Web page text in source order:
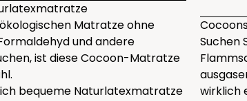
Matratze ohne
und andere
ist diese Cocoon-Matratze
bequeme Naturlatexmatratze
Suchen
wirklich